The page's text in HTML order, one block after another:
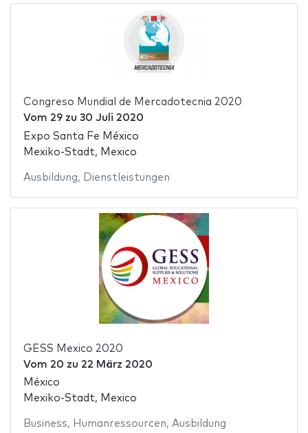
Congreso Mundial de Mercadotecnia 2020
Vom 29zu 30 Juli 2020
Expo Santa Fe México
Mexiko-Stadt, Mexico
Ausbildung, Dienstleistungen
GESS Mexico 2020
Vom 20 zu 22 März 2020
México
Mexiko-Stadt, Mexico
Business, Humanressourcen, Ausbildung